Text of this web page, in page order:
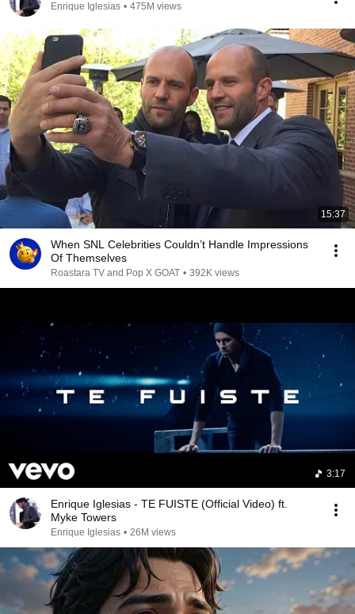
Enrique Iglesias • 475M views
15:37
When SNL Celebrities Couldn’t Handle Impressions
Of Themselves
Roastara TV and Pop X GOAT • 392K views
3:17
Enrique Iglesias - TE FUISTE (Official Video) ft.
Myke Towers
Enrique Iglesias • 26M views